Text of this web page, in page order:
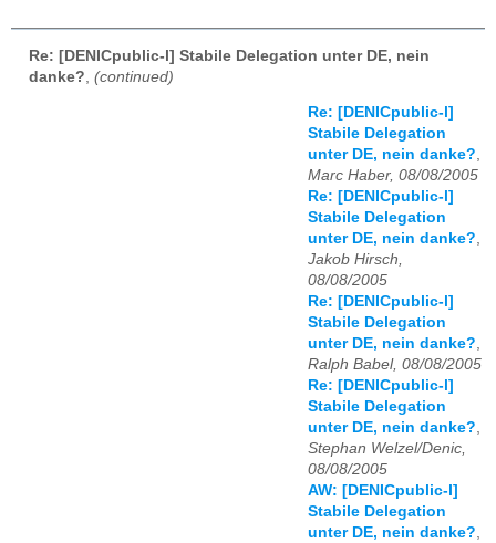
Re: [DENICpublic-l] Stabile Delegation unter DE, nein
danke? (continued)
Re: [DENICpublic-l]
Stabile Delegation
unter DE, nein danke?,
Marc Haber, 08/08/2005
Re: [DENICpublic-l]
Stabile Delegation
unter DE, nein danke?,
Jakob Hirsch,
08/08/2005
Re: [DENICpublic-l]
Stabile Delegation
unter DE, nein danke?,
Ralph Babel, 08/08/2005
Re: [DENICpublic-l]
Stabile Delegation
unter DE, nein danke?,
Stephan Welzel/Denic,
08/08/2005
AW: [DENICpublic-l]
Stabile Delegation
unter DE, nein danke?,